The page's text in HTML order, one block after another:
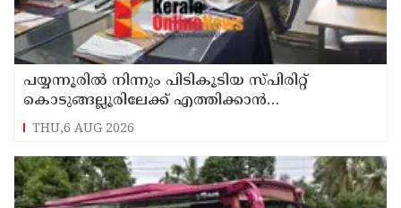
പയ്യന്നൂരിൽ നിന്നും പിടികൂടിയ സ്പിരിറ്റ്
കൊടുങ്ങല്ലൂരിലേക്ക് എത്തിക്കാൻ
പദ്ധതിയിട്ടുവെന്ന് എക്സൈസ് ഡെപ്യൂട്ടി
കമ്മിഷണർ
THU,6 AUG 2026